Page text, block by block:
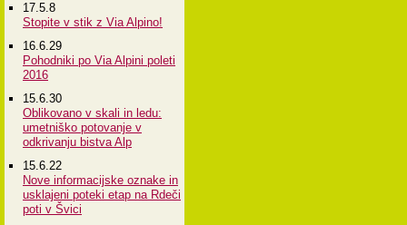
17.5.8
Stopite v stik z Via Alpino!
16.6.29
Pohodniki po Via Alpini poleti
2016
15.6.30
Oblikovano v skali in ledu:
umetniško potovanje v
odkrivanju bistva Alp
15.6.22
Nove informacijske oznake in
usklajeni poteki etap na Rdeči
poti v Švici